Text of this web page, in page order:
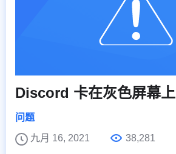
Discord 卡在灰色屏幕上
问题
九月 16, 2021
38,281